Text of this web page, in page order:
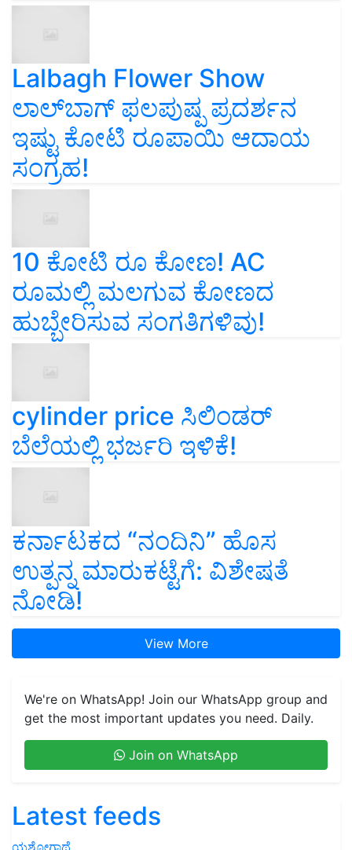
Lalbagh Flower Show
ಲಾಲ್‌ಬಾಗ್ ಫಲಪುಷ್ಪ ಪ್ರದರ್ಶನ
ಇಷ್ಟು ಕೋಟಿ ರೂಪಾಯಿ ಆದಾಯ
ಸಂಗ್ರಹ!
10 ಕೋಟಿ ರೂ ಕೋಣ! AC
ರೂಮಲ್ಲಿ ಮಲಗುವ ಕೋಣದ
ಹುಬ್ಬೇರಿಸುವ ಸಂಗತಿಗಳಿವು!
cylinder price ಸಿಲಿಂಡರ್‌
ಬೆಲೆಯಲ್ಲಿ ಭರ್ಜರಿ ಇಳಿಕೆ!
ಕರ್ನಾಟಕದ “ನಂದಿನಿ” ಹೊಸ
ಉತ್ಪನ್ನ ಮಾರುಕಟ್ಟೆಗೆ: ವಿಶೇಷತೆ
ನೋಡಿ!
View More
We're on WhatsApp! Join our WhatsApp group and
get the most important updates you need. Daily.
Join on WhatsApp
Latest feeds
ಯಶೋಗಾಥೆ